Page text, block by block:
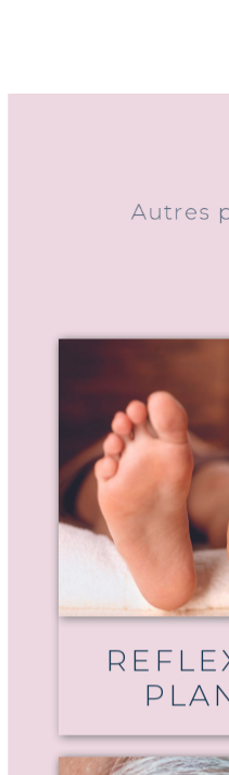
Autres